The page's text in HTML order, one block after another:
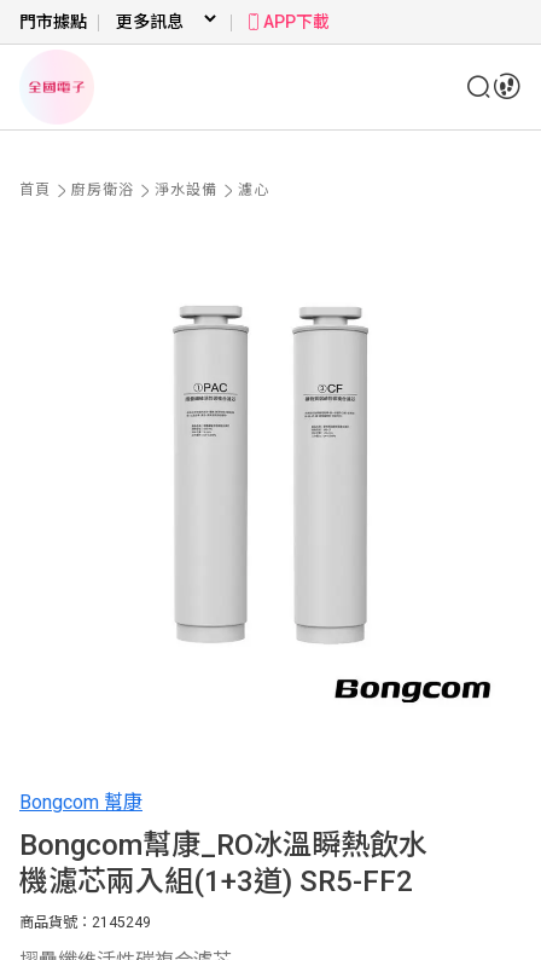
門市據點 APP下載
首頁 廚房衛浴 淨水設備 濾心
Bongcom 幫康
Bongcom幫康_RO冰溫瞬熱飲水
機濾芯兩入組(1+3道) SR5-FF2
商品貨號：2145249